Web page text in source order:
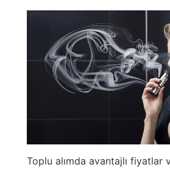
Toplu alımda avantajlı fiyatlar